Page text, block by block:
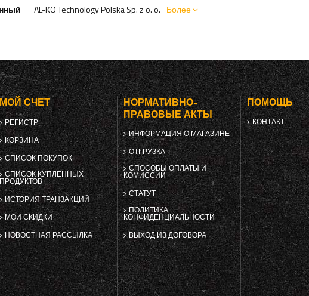
AL-KO Technology Polska Sp. z o. o. Более
МОЙ СЧЕТ
РЕГИСТР
КОРЗИНА
СПИСОК ПОКУПОК
СПИСОК КУПЛЕННЫХ
ПРОДУКТОВ
ИСТОРИЯ ТРАНЗАКЦИЙ
МОИ СКИДКИ
НОВОСТНАЯ РАССЫЛКА
НОРМАТИВНО-
ПРАВОВЫЕ АКТЫ
ИНФОРМАЦИЯ О МАГАЗИНЕ
ОТГРУЗКА
СПОСОБЫ ОПЛАТЫ И
КОМИССИИ
СТАТУТ
ПОЛИТИКА
КОНФИДЕНЦИАЛЬНОСТИ
ВЫХОД ИЗ ДОГОВОРА
ПОМОЩЬ
КОНТАКТ